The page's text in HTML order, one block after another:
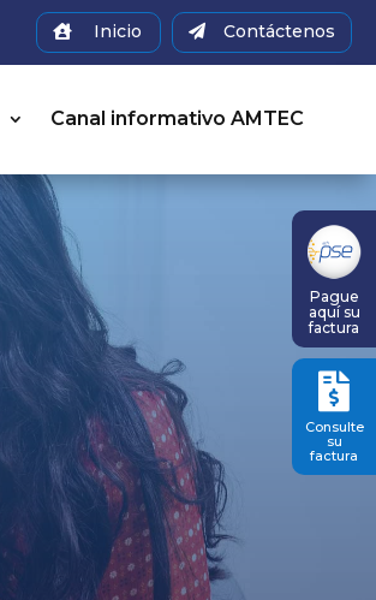
 Inicio  Contáctenos
Canal informativo AMTEC
Pague
aquí su
factura

Consulte
su
factura